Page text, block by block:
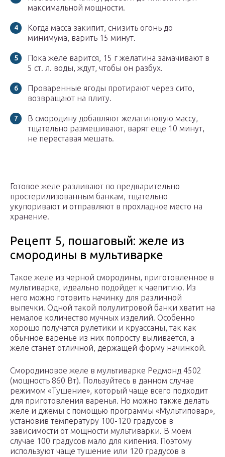
максимальной мощности.
Когда масса закипит, снизить огонь до
минимума, варить 15 минут.
Пока желе варится, 15 г желатина замачивают в
5 ст. л. воды, ждут, чтобы он разбух.
Проваренные ягоды протирают через сито,
возвращают на плиту.
В смородину добавляют желатиновую массу,
тщательно размешивают, варят еще 10 минут,
не переставая мешать.
Готовое желе разливают по предварительно
простерилизованным банкам, тщательно
укупоривают и отправляют в прохладное место на
хранение.
Рецепт 5, пошаговый: желе из
смородины в мультиварке
Такое желе из черной смородины, приготовленное в
мультиварке, идеально подойдет к чаепитию. Из
него можно готовить начинку для различной
выпечки. Одной такой полулитровой банки хватит на
немалое количество мучных изделий. Особенно
хорошо получатся рулетики и круассаны, так как
обычное варенье из них попросту выливается, а
желе станет отличной, держащей форму начинкой.
Смородиновое желе в мультиварке Редмонд 4502
(мощность 860 Вт). Пользуйтесь в данном случае
режимом «Тушение», который чаще всего подходит
для приготовления варенья. Но можно также делать
желе и джемы с помощью программы «Мультиповар»,
установив температуру 100-120 градусов в
зависимости от мощности мультиварки. В моем
случае 100 градусов мало для кипения. Поэтому
используют чаще тушение или 120 градусов в